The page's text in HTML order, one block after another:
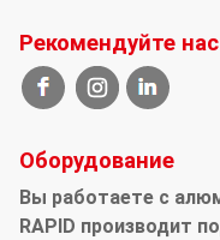
Рекомендуйте
Оборудование
Вы работаете с
RAPID производит